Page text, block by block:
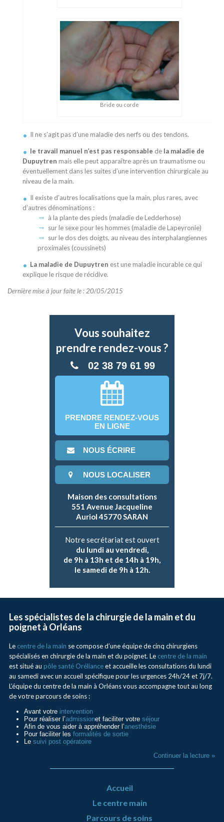
Bride ou corde
Il ne s’agit pas d’une maladie des nerfs ou des tendons.
le travail manuel n’est pas responsable de la maladie de
Dupuytren mais elle peut apparaître après un traumatisme ou
éventuellement dans les suites d’une intervention chirurgicale au
niveau de la main.
Il existe d’autres localisations que la main, plus rares, avec
d’autres dénominations :
à la plante des pieds (maladie de Ledderhose)
sur le sexe pour les hommes (maladie de Lapeyronie)
sur le dos des doigts, au niveau des interphalangiennes
proximales (coussinets)
La maladie de Dupuytren est une maladie incurable ce qui
explique le risque de récidive.
Dernière mise à jour faite le : 20/05/2015
Vous souhaitez
prendre rendez-vous ?
02 38 79 61 99
PRENDRE RENDEZ-VOUS
EN LIGNE
NOUS ÉCRIRE
NOUS LOCALISER
Maison des consultations
551 Avenue Jacqueline
Auriol 45770 SARAN
Notre secrétariat est ouvert
du lundi au vendredi,
de 9h à 13h et de 14h à 19h,
le samedi de 9h à 12h.
Les spécialistes de la chirurgie de la main et du
poignet à Orléans
Le centre de la main se compose d’une équipe de cinq chirurgiens
spécialisés en chirurgie de la main et du poignet. Le centre de la main
est situé au pôle santé Orélianceet accueille les consultations du lundi
au samedi avec un accueil spécifique pour les urgences 24h/24 et 7j/7.
L’équipe du centre de la main à Orléans vous accompagne tout au long
de votre parcours de soins :
Avant votre intervention
Pour réaliser l’admissionet faciliter votre séjour
Afin de vous aider à appréhender l’anesthésie
Pour faciliter les formalités de sortie
Le suivi post opératoire
Continuer la lecture »
Accueil
Le centre main
Parcours de soins